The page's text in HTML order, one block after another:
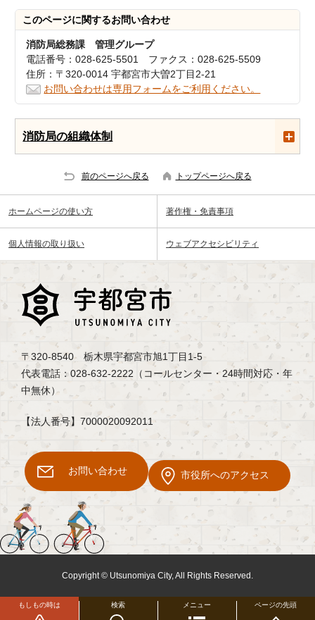
このページに関するお問い合わせ
消防局総務課 管理グループ
電話番号：028-625-5501 ファクス：028-625-5509
住所：〒320-0014 宇都宮市大曽2丁目2-21
お問い合わせは専用フォームをご利用ください。
消防局の組織体制
前のページへ戻る トップページへ戻る
検索
もしもの時は メニュー ページの先頭
ホームページの使い方 著作権・免責事項
個人情報の取り扱い ウェブアクセシビリティ
〒320-8540 栃木県宇都宮市旭1丁目1-5
代表電話：028-632-2222（コールセンター・24時間対応・年
中無休）
【法人番号】7000020092011
お問い合わせ 市役所へのアクセス
Copyright © Utsunomiya City, All Rights Reserved.